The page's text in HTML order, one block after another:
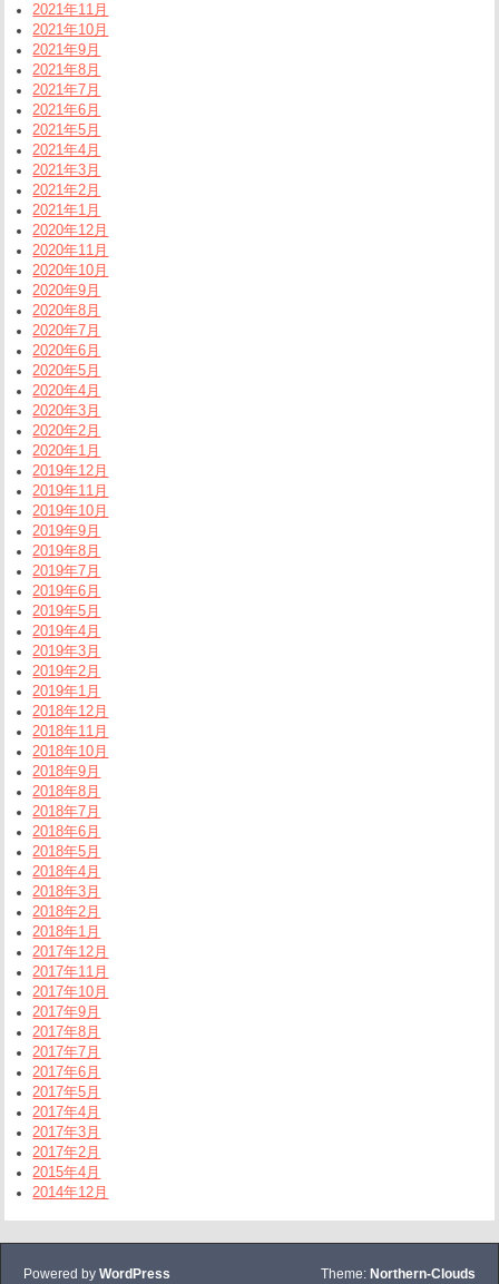
2021年11月
2021年10月
2021年9月
2021年8月
2021年7月
2021年6月
2021年5月
2021年4月
2021年3月
2021年2月
2021年1月
2020年12月
2020年11月
2020年10月
2020年9月
2020年8月
2020年7月
2020年6月
2020年5月
2020年4月
2020年3月
2020年2月
2020年1月
2019年12月
2019年11月
2019年10月
2019年9月
2019年8月
2019年7月
2019年6月
2019年5月
2019年4月
2019年3月
2019年2月
2019年1月
2018年12月
2018年11月
2018年10月
2018年9月
2018年8月
2018年7月
2018年6月
2018年5月
2018年4月
2018年3月
2018年2月
2018年1月
2017年12月
2017年11月
2017年10月
2017年9月
2017年8月
2017年7月
2017年6月
2017年5月
2017年4月
2017年3月
2017年2月
2015年4月
2014年12月
Theme: Northern-Clouds
Powered by WordPress